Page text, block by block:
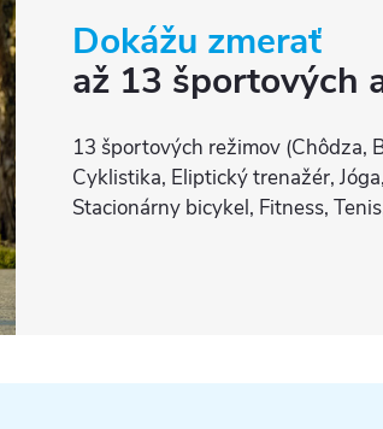
Dokážu zmerať
až 13 športových
13 športových režimov (Chôdza,
Cyklistika, Eliptický trenažér,
Stacionárny bicykel, Fitness,